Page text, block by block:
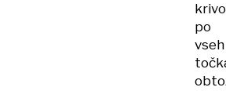
krivo
po
vseh